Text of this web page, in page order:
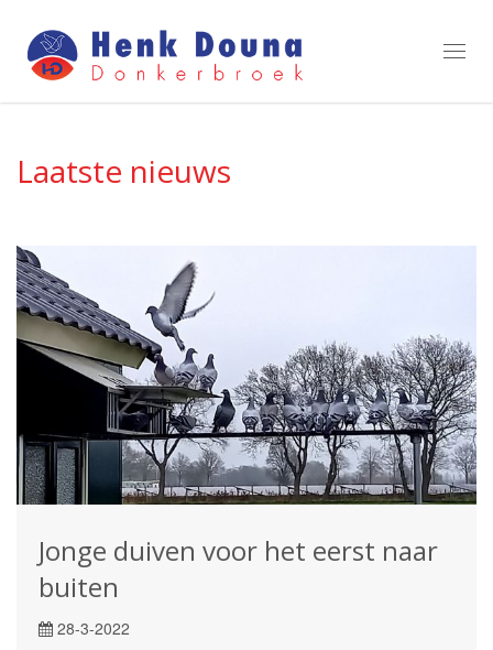
Laatste nieuws
Jonge duiven voor het eerst naar
buiten
28-3-2022